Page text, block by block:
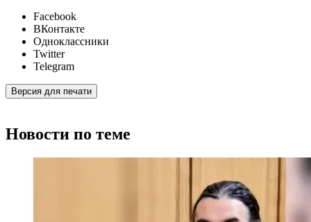
Facebook
ВКонтакте
Одноклассники
Twitter
Telegram
Версия для печати
Новости по теме